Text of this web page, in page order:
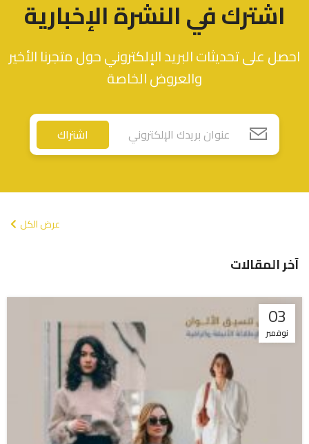
اشترك في النشرة الإخبارية
احصل على تحديثات البريد الإلكتروني حول متجرنا الأخير
والعروض الخاصة
اشتراك
عرض الكل
آخر المقالات
03
نوفمبر